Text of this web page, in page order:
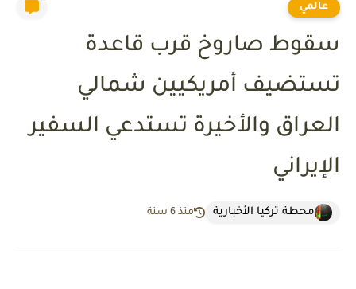
عالمي
سقوط صاروخ قرب قاعدة
تستضيف أمريكيين شمالي
العراق والأخيرة تستدعي السفير
الإيراني
محطة تركيا الأخبارية منذ 6 سنة